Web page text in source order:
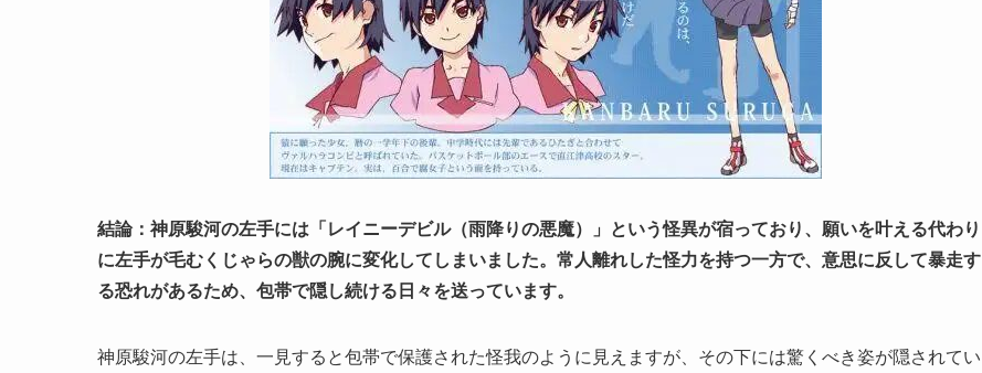
結論：神原駿河の左手には「レイニーデビル（雨降りの悪魔）」という怪異が宿っており、願いを叶える代わり
に左手が毛むくじゃらの獣の腕に変化してしまいました。常人離れした怪力を持つ一方で、意思に反して暴走す
る恐れがあるため、包帯で隠し続ける日々を送っています。
神原駿河の左手は、一見すると包帯で保護された怪我のように見えますが、その下には驚くべき姿が隠されてい